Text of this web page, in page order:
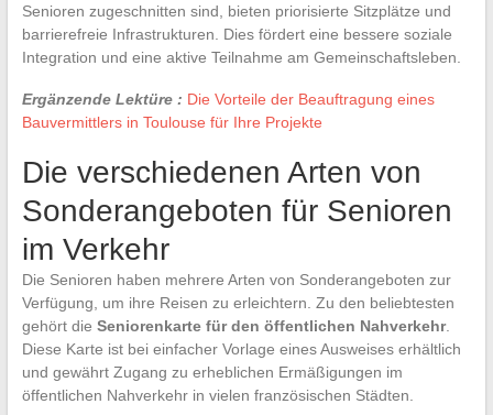
Senioren zugeschnitten sind, bieten priorisierte Sitzplätze und
barrierefreie Infrastrukturen. Dies fördert eine bessere soziale
Integration und eine aktive Teilnahme am Gemeinschaftsleben.
Ergänzende Lektüre : Die Vorteile der Beauftragung eines
Bauvermittlers in Toulouse für Ihre Projekte
Die verschiedenen Arten von
Sonderangeboten für Senioren
im Verkehr
Die Senioren haben mehrere Arten von Sonderangeboten zur
Verfügung, um ihre Reisen zu erleichtern. Zu den beliebtesten
gehört die Seniorenkarte für den öffentlichen Nahverkehr.
Diese Karte ist bei einfacher Vorlage eines Ausweises erhältlich
und gewährt Zugang zu erheblichen Ermäßigungen im
öffentlichen Nahverkehr in vielen französischen Städten.